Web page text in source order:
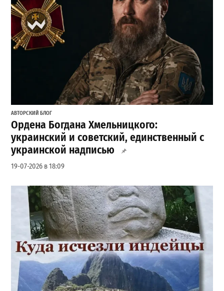
АВТОРСКИЙ БЛОГ
Ордена Богдана Хмельницкого:
украинский и советский, единственный с
украинской надписью
19-07-2026 в 18:09